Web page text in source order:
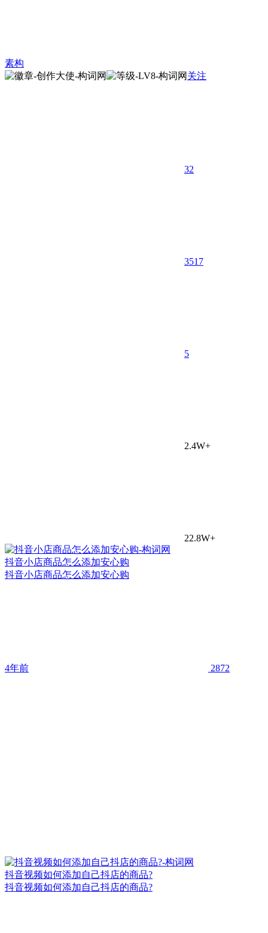
素构
关注
32
3517
5
2.4W+
22.8W+
抖音小店商品怎么添加安心购
抖音小店商品怎么添加安心购
4年前 2872
抖音视频如何添加自己抖店的商品?
抖音视频如何添加自己抖店的商品?